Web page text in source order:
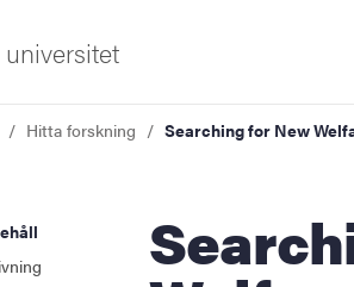
Hitta forskning Searching for New
Searching for New